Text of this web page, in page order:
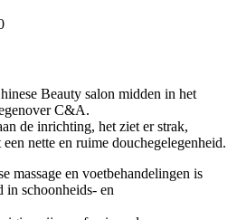
Beauty salon midden in het
C&A.
de inrichting, het ziet er strak,
nette en ruime douchegelegenheid.
massage en voetbehandelingen is
in schoonheids- en